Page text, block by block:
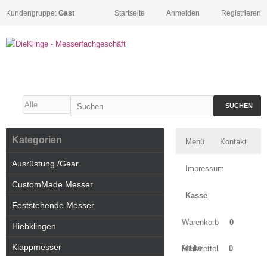
Kundengruppe: Gast Registrieren
Anmelden
Startseite
SUCHEN
Menü Kontakt
Impressum
Kasse
Warenkorb 0
Artikel
Merkzettel 0
Kategorien
Ausrüstung /Gear
CustomMade Messer
Feststehende Messer
Hiebklingen
Klappmesser